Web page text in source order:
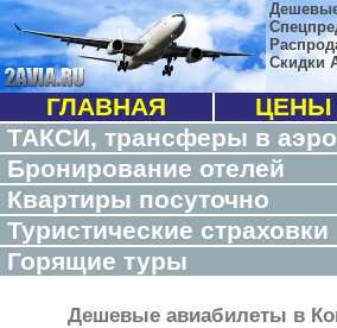
Скидки
ГЛАВНАЯ
ЦЕНЫ
ТАКСИ, трансферы в
Бронирование отелей
Квартиры посуточно
Туристические страховки
Горящие туры
Дешевые авиабилеты в